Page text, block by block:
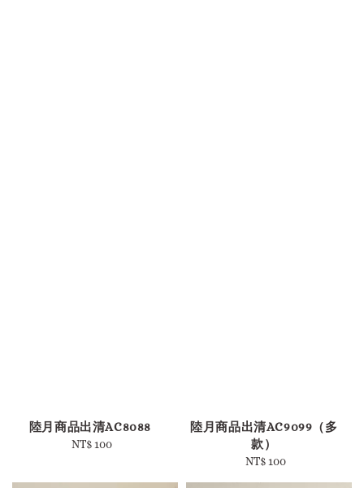
陸月商品出清AC8088
Regular
NT$ 100
陸月商品出清AC9099（多
款）
Regular
NT$ 100